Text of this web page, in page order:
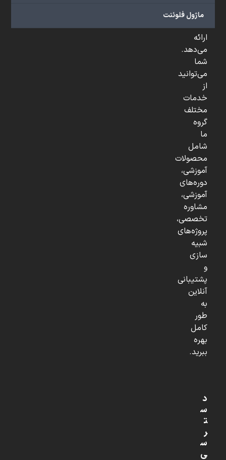
ماژول فلوئنتو
...
ارائه
می‌دهد.
شما
می‌توانید
از
خدمات
مختلف
گروه
ما
شامل
محصولات
آموزشی،
دوره‌های
آموزشی،
مشاوره
تخصصی،
پروژه‌های
شبیه
سازی
و
پشتیبانی
آنلاین
به
طور
کامل
بهره
ببرید.
د
س
ت
ر
س
ی